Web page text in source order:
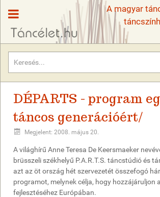
A magyar
DÉPARTS - program
táncos generációért/
Megjelent: 2008. május 20.
A világhírű Anne Teresa De Keersmaeker
brüsszeli székhelyű P.A.R.T.S. táncstúdió és
azt az öt ország hét szervezetét összefogó
programot, melynek célja, hogy hozzájáruljon
fejlesztéséhez Európában.